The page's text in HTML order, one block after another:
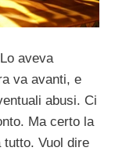
aveva
va avanti, e
abusi. Ci
Ma certo la
Vuol dire